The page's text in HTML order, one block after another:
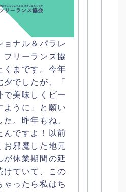
ョナル＆パラレ
フリーランス協
くまです。今年
でしたが、「
で美味しくビー
うに」
と願い
。昨年もね、
ですよ！
以前
お邪魔した地元
が休業期間の延
ていて、
この
ゃったら私はち